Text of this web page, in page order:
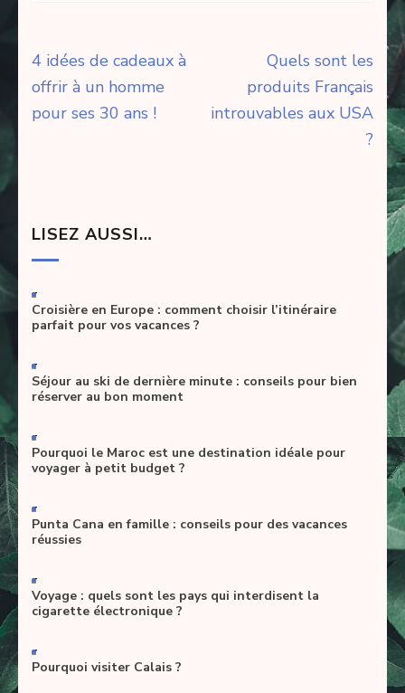
Navigation
de
l’article
4 idées de cadeaux à
offrir à un homme
pour ses 30 ans !
Quels sont les
produits Français
introuvables aux USA
?
LISEZ AUSSI…
-
Croisière en Europe : comment choisir l’itinéraire
parfait pour vos vacances ?
-
Séjour au ski de dernière minute : conseils pour bien
réserver au bon moment
-
Pourquoi le Maroc est une destination idéale pour
voyager à petit budget ?
-
Punta Cana en famille : conseils pour des vacances
réussies
-
Voyage : quels sont les pays qui interdisent la
cigarette électronique ?
-
Pourquoi visiter Calais ?